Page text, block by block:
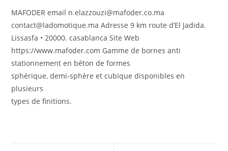
MAFODER email n.elazzouzi@mafoder.co.ma
contact@ladomotique.ma Adresse 9 km route d’El Jadida.
Lissasfa • 20000. casablanca Site Web
https://www.mafoder.com Gamme de bornes anti
stationnement en béton de formes
sphérique, demi-sphère et cubique disponibles en
plusieurs
types de finitions.